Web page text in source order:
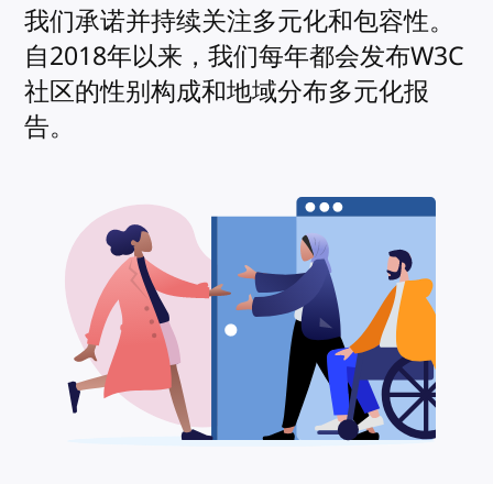
我们承诺并持续关注多元化和包容性。
自2018年以来，我们每年都会发布W3C
社区的性别构成和地域分布多元化报
告。